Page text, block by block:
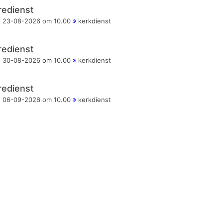
23-08-2026 om 10.00 kerkdienst
30-08-2026 om 10.00 kerkdienst
06-09-2026 om 10.00 kerkdienst